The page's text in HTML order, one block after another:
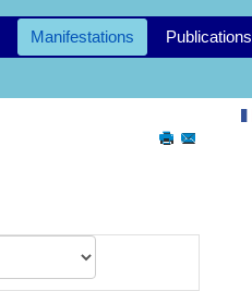
Manifestations Publications